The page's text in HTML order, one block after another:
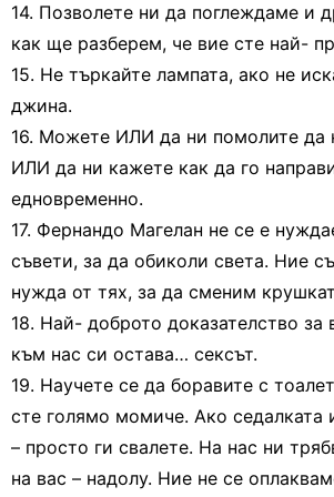
14. Позволете ни да поглеждаме и
как ще разберем, че вие сте най-
15. Не търкайте лампата, ако не
джина.
16. Можете ИЛИ да ни помолите да
ИЛИ да ни кажете как да го
едновременно.
17. Фернандо Магелан не се е
съвети, за да обиколи света. Ние
нужда от тях, за да сменим
18. Най- доброто доказателство за
към нас си остава… сексът.
19. Научете се да боравите с
сте голямо момиче. Ако седалката
– просто ги свалете. На нас ни
на вас – надолу. Ние не се